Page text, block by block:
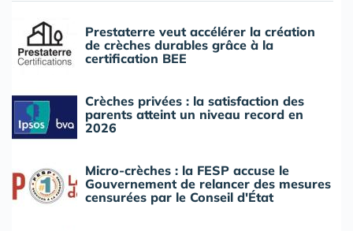
Prestaterre veut accélérer la création
de crèches durables grâce à la
certification BEE
Crèches privées : la satisfaction des
parents atteint un niveau record en
2026
Micro-crèches : la FESP accuse le
Gouvernement de relancer des mesures
censurées par le Conseil d'État